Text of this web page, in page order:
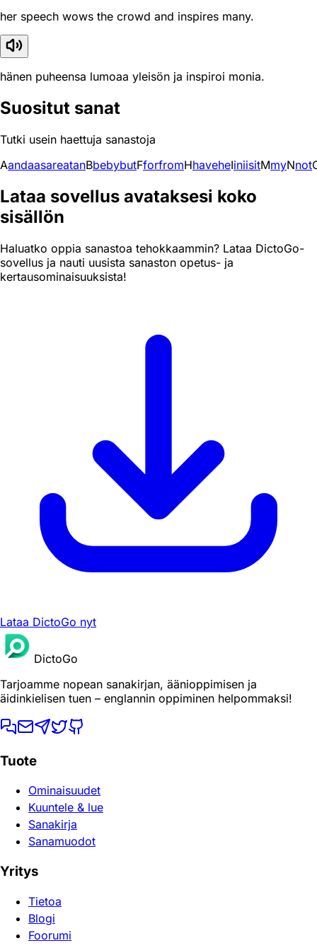
her speech wows the crowd and inspires many.
hänen puheensa lumoaa yleisön ja inspiroi monia.
Suositut sanat
Tutki usein haettuja sanastoja
AandaasareatanBbebybutFforfromHhaveheIiniisitMmyNnot
Lataa sovellus avataksesi koko
sisällön
Haluatko oppia sanastoa tehokkaammin? Lataa DictoGo-
sovellus ja nauti uusista sanaston opetus- ja
kertausominaisuuksista!
Lataa DictoGo nyt
DictoGo
Tarjoamme nopean sanakirjan, äänioppimisen ja
äidinkielisen tuen – englannin oppiminen helpommaksi!
Tuote
Ominaisuudet
Kuuntele & lue
Sanakirja
Sanamuodot
Yritys
Tietoa
Blogi
Foorumi